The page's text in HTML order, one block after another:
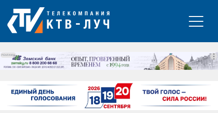
РЕКЛАМА